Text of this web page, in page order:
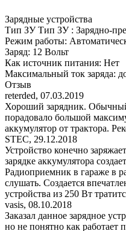
Зарядные устройства
Тип ЗУ Тип ЗУ : Зарядно-
Режим работы:
Заряд: 12 Вольт
Как источник питания: Нет
Максимальный ток заряда:
Отзыв
reterded, 07.03.2019
Хороший зарядник.
порадовало большой
аккумулятор от трактора.
STEC, 29.12.2018
Устройство конечно
зарядке аккумулятора
Радиоприемник в гараже в
слушать. Создается
устройства из 250 Вт
vasis, 08.10.2018
Заказал данное зарядное
но не понятно как работает